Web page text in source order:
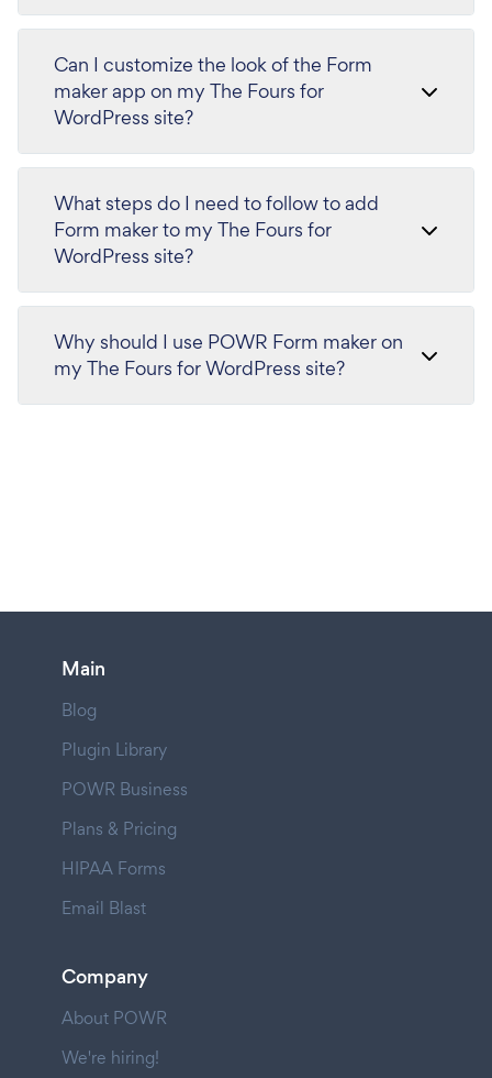
Can I customize the look of the Form
maker app on my The Fours for
WordPress site?
What steps do I need to follow to add
Form maker to my The Fours for
WordPress site?
Why should I use POWR Form maker on
my The Fours for WordPress site?
Main
Blog
Plugin Library
POWR Business
Plans & Pricing
HIPAA Forms
Email Blast
Company
About POWR
We're hiring!